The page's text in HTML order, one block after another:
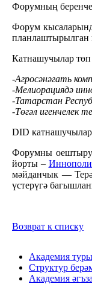
Форумның беренче
Форум
планлаштырылган
Катнашучылар төп
-Агросәнәгать
-Мелиорациядә
-Татарстан
-Төгәл игенчелек
DID
Форумны
йорты –
мәйданчык —
үстерүгә
Возврат к списку
Академия
Структур
Академия